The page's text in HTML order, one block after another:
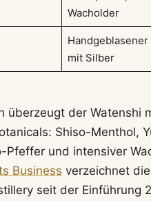
Wacholder
mit Silber
überzeugt der Watenshi
Shiso-Menthol,
Pfeffer und intensiver
Business verzeichnet die
seit der Einführung